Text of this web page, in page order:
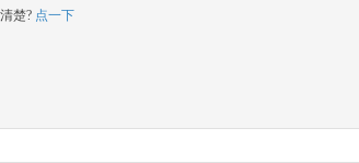
楚? 点一下